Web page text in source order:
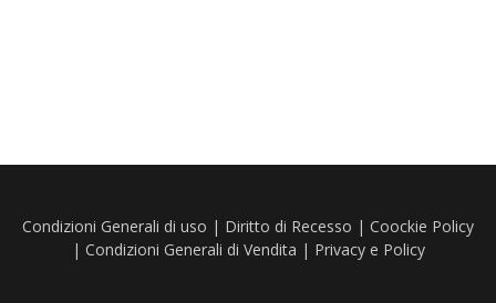
Condizioni Generali di uso | Diritto di Recesso | Coockie Policy
| Condizioni Generali di Vendita | Privacy e Policy